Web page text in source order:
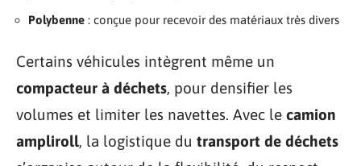
Polybenne : conçue pour recevoir des matériaux très divers
Certains véhicules intègrent même un
compacteur à déchets, pour densifier les
volumes et limiter les navettes. Avec le camion
ampliroll, la logistique du transport de déchets